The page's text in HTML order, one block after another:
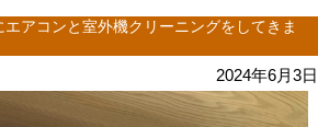
アコンと室外機クリーニングをしてきま
2024年6月3日